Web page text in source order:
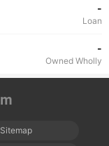
-
Loan
-
Owned Wholly
Sitemap